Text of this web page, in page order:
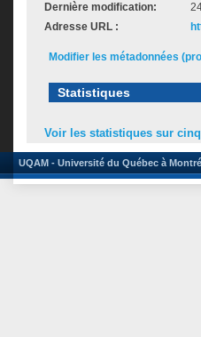
Dernière modification:
Adresse URL :
Modifier les métadonnées
Statistiques
Voir les statistiques sur
UQAM - Université du Québec à